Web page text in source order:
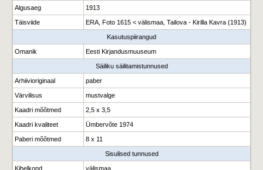
Algusaeg 1913
Täisviide ERA, Foto 1615 < välismaa, Tailova - Kirilla Kavra (1913)
Kasutuspiirangud
Omanik Eesti Kirjandusmuuseum
Säiliku säilitamistunnused
Arhiivioriginaal paber
Värvilisus mustvalge
Kaadri mõõtmed 2,5 x 3,5
Kaadri kvaliteet Ümbervõte 1974
Paberi mõõtmed 8 x 11
Sisulised tunnused
Kihelkond välismaa